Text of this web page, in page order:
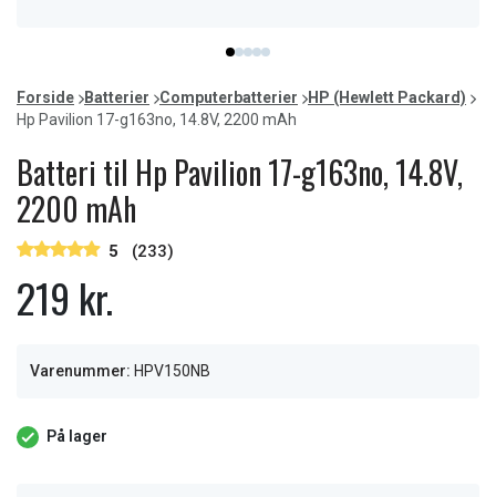
item
0
item
1
item
2
item
3
item
4
of
5
Forside Batterier Computerbatterier
HP (Hewlett Packard)
Hp Pavilion 17-g163no, 14.8V, 2200 mAh
Batteri til Hp Pavilion 17-g163no, 14.8V,
2200 mAh
5 (233)
219 kr.
Varenummer: HPV150NB
På lager